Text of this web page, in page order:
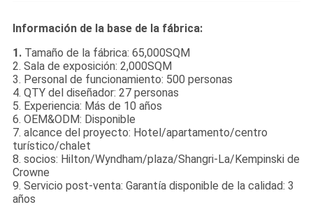
Información de la base de la fábrica:
1. Tamaño de la fábrica: 65,000SQM
2. Sala de exposición: 2,000SQM
3. Personal de funcionamiento: 500 personas
4. QTY del diseñador: 27 personas
5. Experiencia: Más de 10 años
6. OEM&ODM: Disponible
7. alcance del proyecto: Hotel/apartamento/centro
turístico/chalet
8. socios: Hilton/Wyndham/plaza/Shangri-La/Kempinski de
Crowne
9. Servicio post-venta: Garantía disponible de la calidad: 3
años